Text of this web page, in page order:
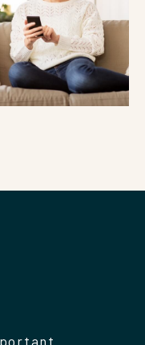
Exclusivités